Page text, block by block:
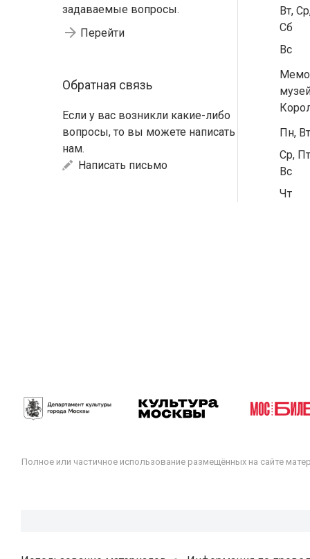
задаваемые вопросы.
Перейти
Обратная связь
Если у вас возникли какие-либо
вопросы, то вы можете написать
нам.
Написать письмо
Вт,
Сб
Вс
Пн,
Ср,
Вс
Чт
Полное или частичное использование размещённых на сайте